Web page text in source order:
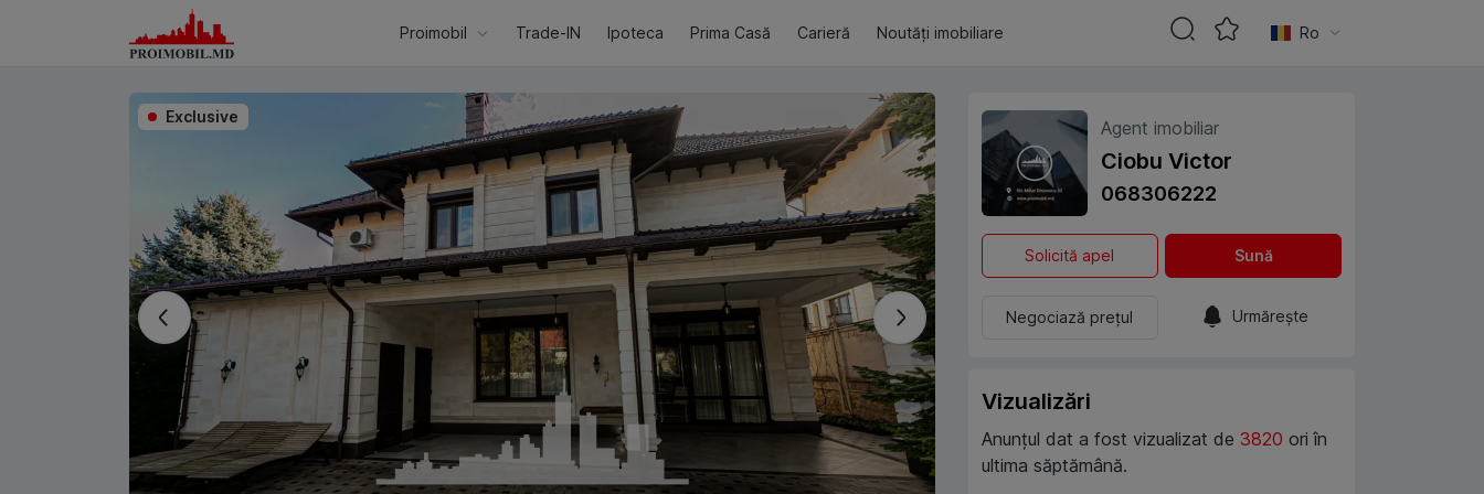
Exclusive
Agent imobiliar
Ciobu Victor
068306222
Solicită apel Sună
Negociază prețul Urmărește
Vizualizări
Anunțul dat a fost vizualizat de 3820 ori în
ultima săptămână.
Proimobil Trade-IN Ipoteca Prima Casă Carieră Noutăți imobiliare Ro